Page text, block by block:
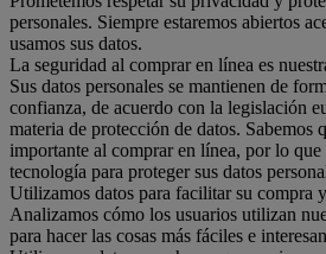
personales. Siempre estaremos abiertos
usamos sus datos.
La seguridad al comprar en línea es
Sus datos personales se mantienen de
confianza, de acuerdo con la legislación
materia de protección de datos. Sabemos
importante al comprar en línea, por lo
tecnología para proteger sus datos
Utilizamos datos para facilitar su compra
Analizamos cómo los usuarios utilizan
para hacer las cosas más fáciles e